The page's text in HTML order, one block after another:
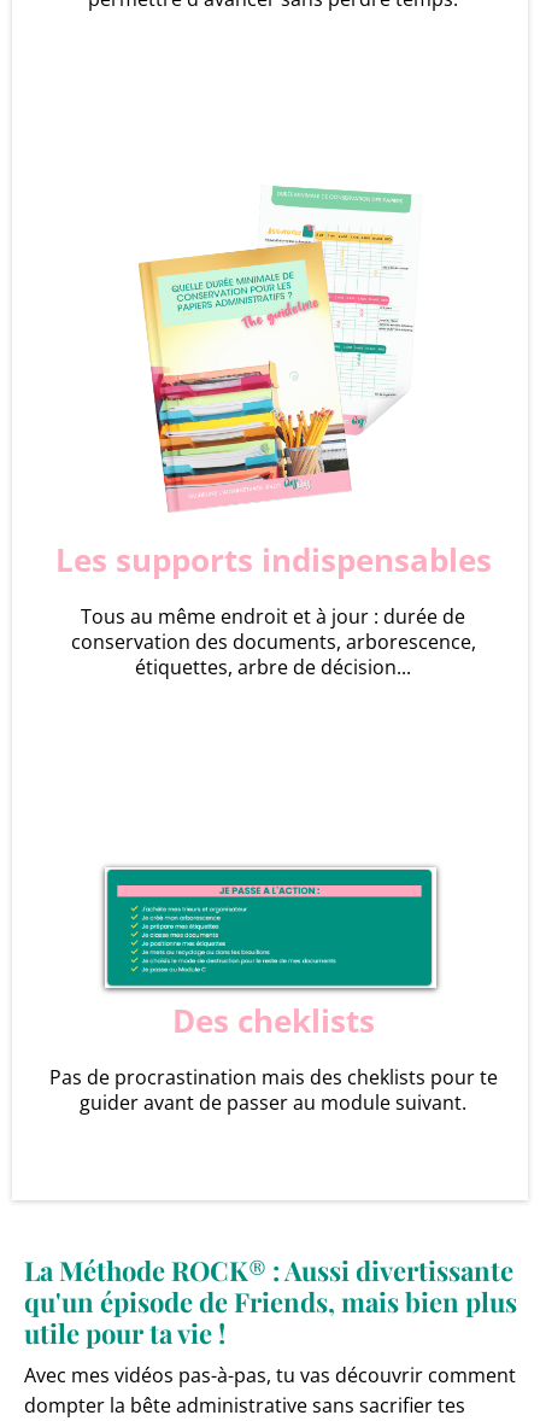
Les supports indispensables
Tous au même endroit et à jour : durée de
conservation des documents, arborescence,
étiquettes, arbre de décision...
Des cheklists
Pas de procrastination mais des cheklists pour te
guider avant de passer au module suivant.
La Méthode ROCK® : Aussi divertissante
qu'un épisode de Friends, mais bien plus
utile pour ta vie !
Avec mes vidéos pas-à-pas, tu vas découvrir comment
dompter la bête administrative sans sacrifier tes